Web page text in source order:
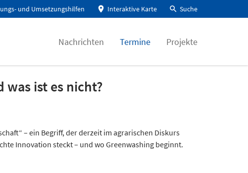
und Umsetzungshilfen Interaktive Karte Suche
Nachrichten Termine Projekte
was ist es nicht?
– ein Begriff, der derzeit im agrarischen Diskurs
Innovation steckt – und wo Greenwashing beginnt.